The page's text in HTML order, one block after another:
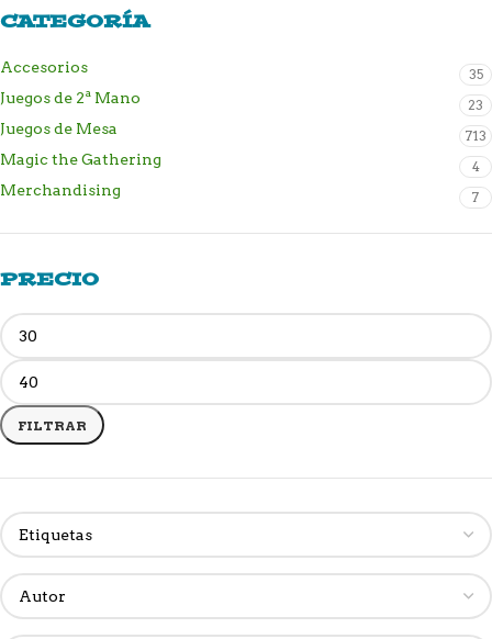
CATEGORÍA
Accesorios 35
Juegos de 2ª Mano 23
Juegos de Mesa 713
Magic the Gathering 4
Merchandising 7
PRECIO
FILTRAR